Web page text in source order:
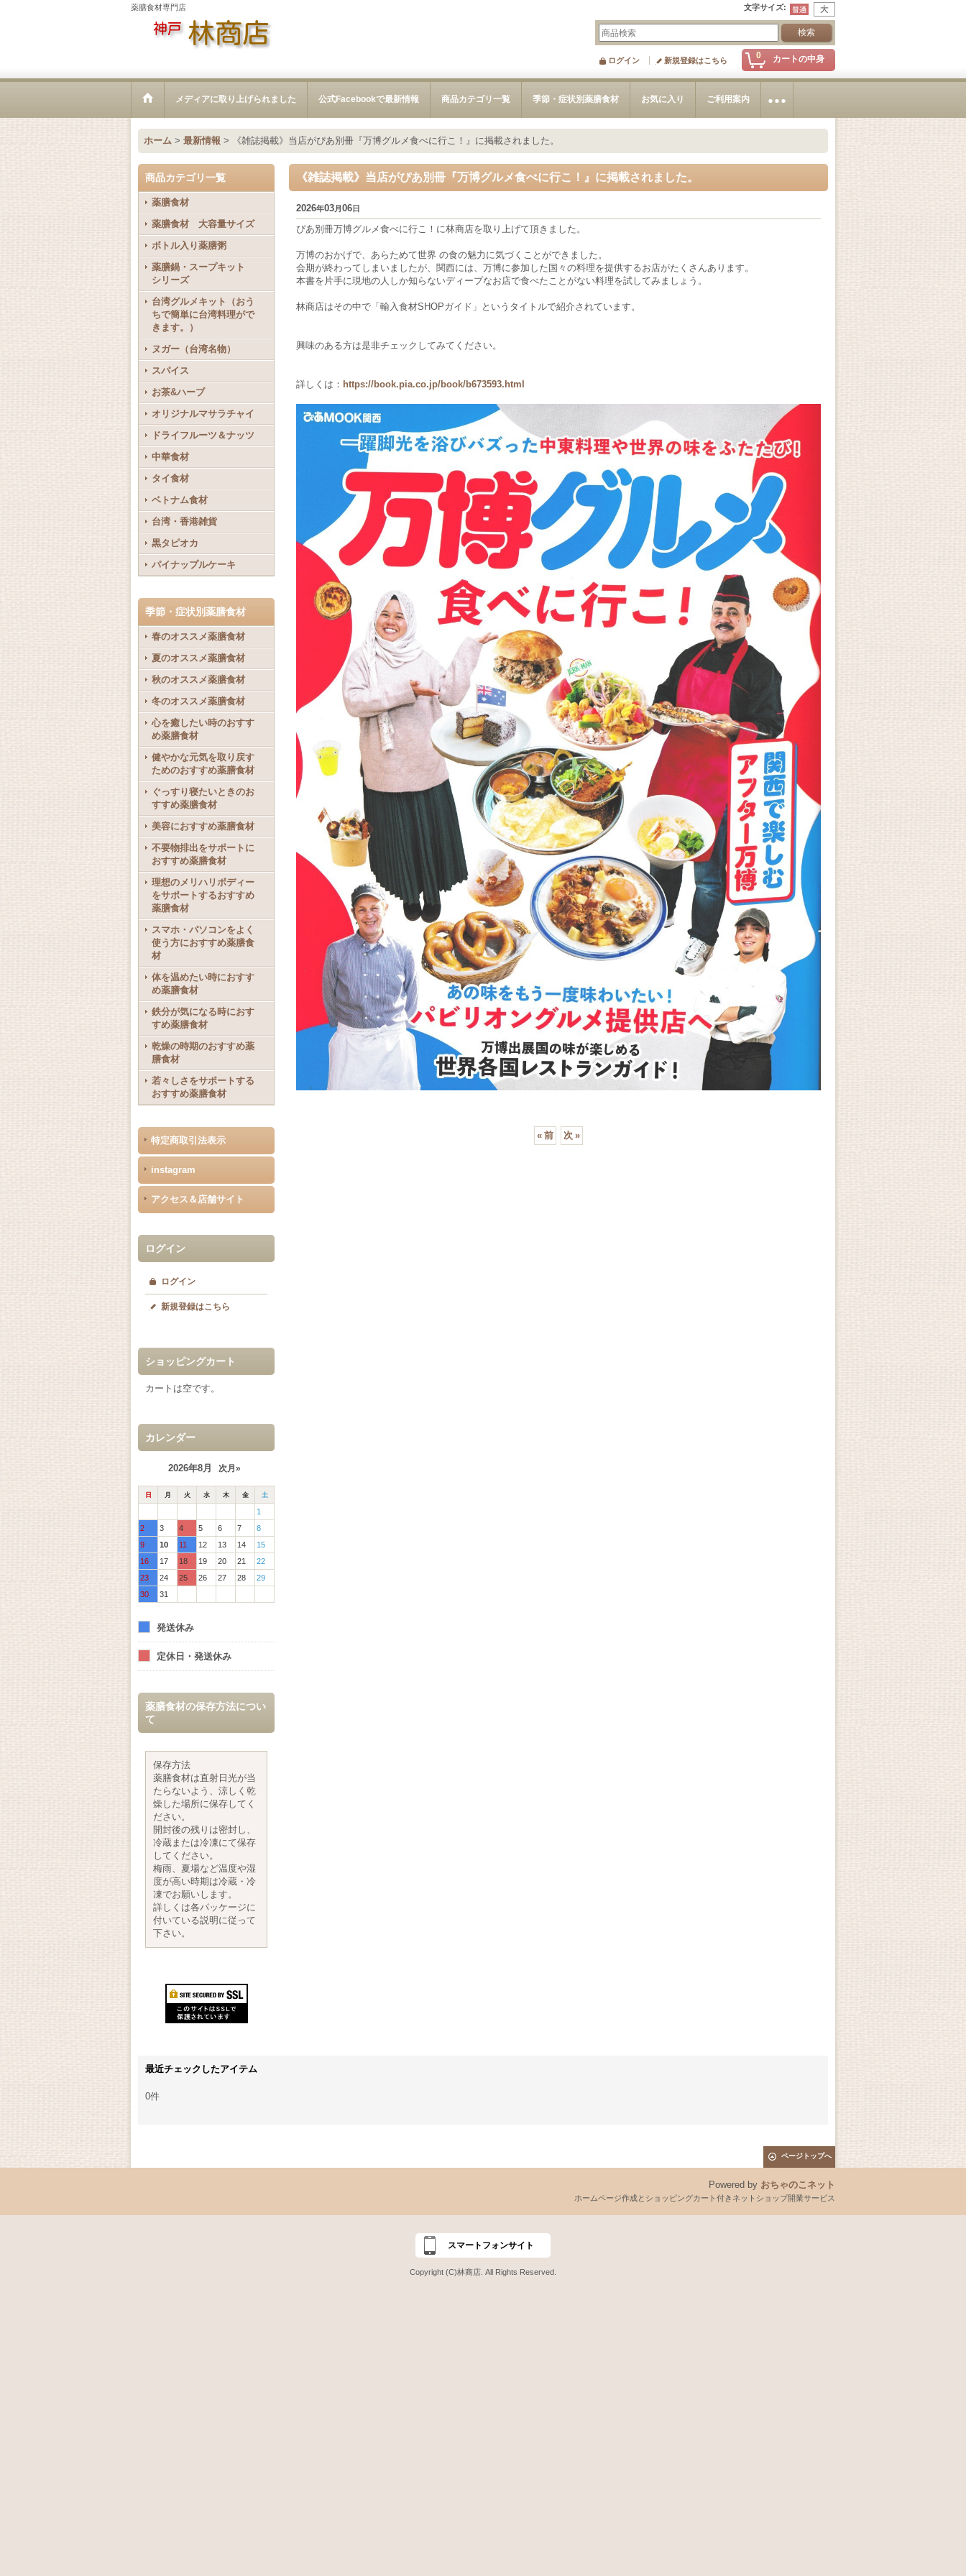
薬膳食材専門店 文字サイズ:
0 カートの中身
ログイン 新規登録はこちら
メディアに取り上げられました 公式Facebookで最新情報 商品カテゴリ一覧 季節・症状別薬膳食材 お気に入り ご利用案内
ホーム > 最新情報 > 《雑誌掲載》当店がぴあ別冊『万博グルメ食べに行こ！』に掲載されました。
商品カテゴリ一覧
薬膳食材
薬膳食材 大容量サイズ
ボトル入り薬膳粥
薬膳鍋・スープキット
シリーズ
台湾グルメキット（おう
ちで簡単に台湾料理がで
きます。）
ヌガー（台湾名物）
スパイス
お茶&ハーブ
オリジナルマサラチャイ
ドライフルーツ＆ナッツ
中華食材
タイ食材
ベトナム食材
台湾・香港雑貨
黒タピオカ
パイナップルケーキ
季節・症状別薬膳食材
春のオススメ薬膳食材
夏のオススメ薬膳食材
秋のオススメ薬膳食材
冬のオススメ薬膳食材
心を癒したい時のおすす
め薬膳食材
健やかな元気を取り戻す
ためのおすすめ薬膳食材
ぐっすり寝たいときのお
すすめ薬膳食材
美容におすすめ薬膳食材
不要物排出をサポートに
おすすめ薬膳食材
理想のメリハリボディー
をサポートするおすすめ
薬膳食材
スマホ・パソコンをよく
使う方におすすめ薬膳食
材
体を温めたい時におすす
め薬膳食材
鉄分が気になる時におす
すめ薬膳食材
乾燥の時期のおすすめ薬
膳食材
若々しさをサポートする
おすすめ薬膳食材
特定商取引法表示
instagram
アクセス＆店舗サイト
ログイン
ログイン
新規登録はこちら
ショッピングカート
カートは空です。
カレンダー
2026年8月 次月»
日 月 火 水 木 金 土
1
2
3 4 5 6 7
8
9
10 11 12 13 14
15
16
17 18 19 20 21
22
23
24 25 26 27 28
29
30
31
発送休み
定休日・発送休み
薬膳食材の保存方法につい
て
保存方法
薬膳食材は直射日光が当
たらないよう、涼しく乾
燥した場所に保存してく
ださい。
開封後の残りは密封し、
冷蔵または冷凍にて保存
してください。
梅雨、夏場など温度や湿
度が高い時期は冷蔵・冷
凍でお願いします。
詳しくは各パッケージに
付いている説明に従って
下さい。
《雑誌掲載》当店がぴあ別冊『万博グルメ食べに行こ！』に掲載されました。
2026年03月06日
ぴあ別冊万博グルメ食べに行こ！に林商店を取り上げて頂きました。
万博のおかげで、あらためて世界 の食の魅力に気づくことができました。
会期が終わってしまいましたが、関西には、万博に参加した国々の料理を提供するお店がたくさんあります。
本書を片手に現地の人しか知らないディープなお店で食べたことがない料理を試してみましょう。
林商店はその中で「輸入食材SHOPガイド」というタイトルで紹介されています。
興味のある方は是非チェックしてみてください。
詳しくは： https://book.pia.co.jp/book/b673593.html
« 前 次 »
最近チェックしたアイテム
0件
ページトップへ
Powered by おちゃのこネット
ホームページ作成とショッピングカート付きネットショップ開業サービス
スマートフォンサイト
Copyright (C)林商店. All Rights Reserved.